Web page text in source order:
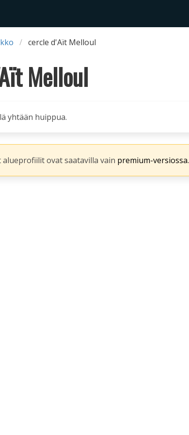
cercle d'Aït Melloul
Melloul
yhtään huippua.
ovat saatavilla vain premium-versiossa.